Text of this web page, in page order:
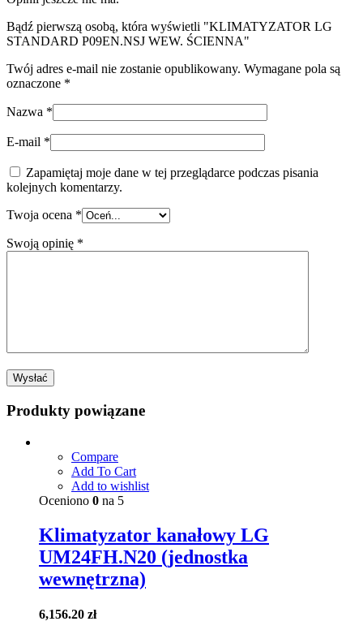
Bądź pierwszą osobą, która wyświetli "KLIMATYZATOR LG
STANDARD P09EN.NSJ WEW. ŚCIENNA"
Twój adres e-mail nie zostanie opublikowany. Wymagane pola są
oznaczone *
Nazwa *
E-mail *
Zapamiętaj moje dane w tej przeglądarce podczas pisania
kolejnych komentarzy.
Twoja ocena *
Swoją opinię *
Produkty powiązane
Compare
Add To Cart
Add to wishlist
Oceniono 0 na 5
Klimatyzator kanałowy LG
UM24FH.N20 (jednostka
wewnętrzna)
6,156.20 zł